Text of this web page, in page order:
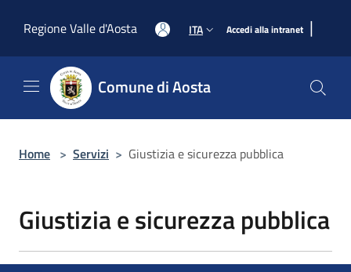
Regione Valle d'Aosta
ITA Accedi alla intranet |
Comune di Aosta
Home > Servizi > Giustizia e sicurezza pubblica
Giustizia e sicurezza pubblica